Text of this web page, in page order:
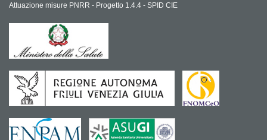
Attuazione misure PNRR - Progetto 1.4.4 - SPID CIE